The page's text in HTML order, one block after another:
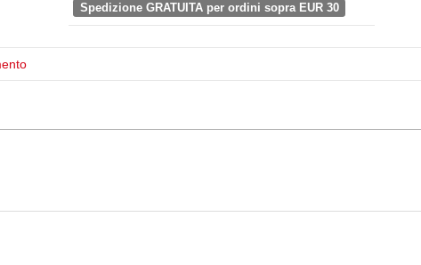
Spedizione GRATUITA per ordini sopra EUR 30